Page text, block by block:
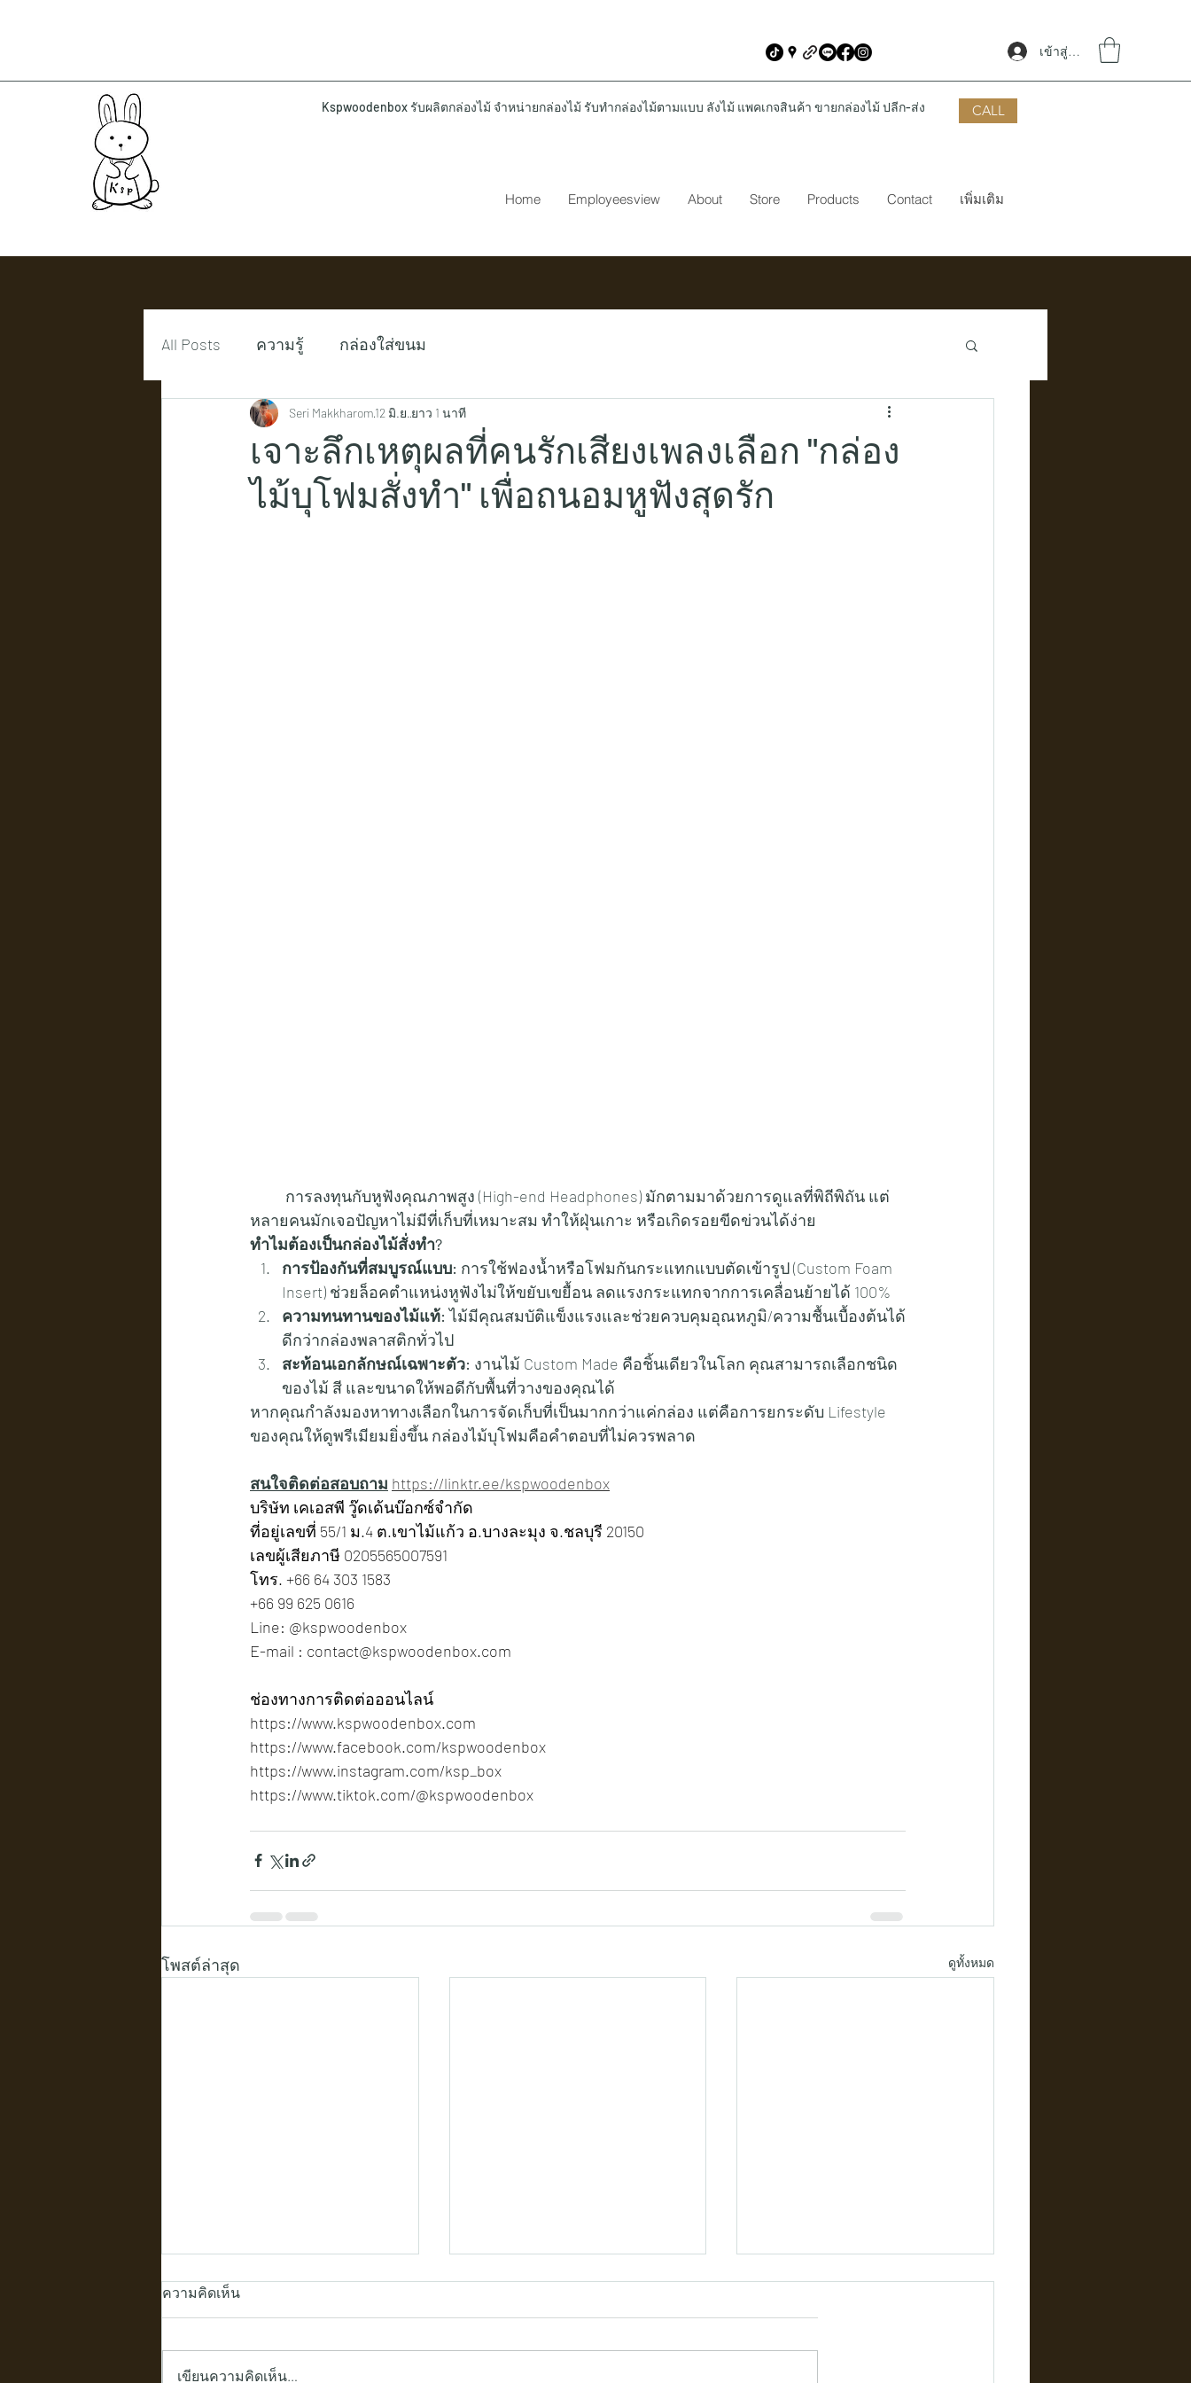
เข้าสู่ระบบ
Kspwoodenbox รับผลิตกล่องไม้ จำหน่ายกล่องไม้ รับทำกล่องไม้ตามแบบ ลังไม้ แพคเกจสินค้า ขายกล่องไม้ ปลีก-ส่ง CALL
Home Employeesview About Store Products Contact เพิ่มเติม
All Posts ความรู้ กล่องใส่ขนม
เจาะลึกเหตุผลที่คนรักเสียงเพลงเลือก "กล่อง
ไม้บุโฟมสั่งทำ" เพื่อถนอมหูฟังสุดรัก
Seri Makkharom12 มิ.ย. ยาว 1 นาที
หลายคนมักเจอปัญหาไม่มีที่เก็บที่เหมาะสม ทำให้ฝุ่นเกาะ หรือเกิดรอยขีดข่วนได้ง่าย
ทำไมต้องเป็นกล่องไม้สั่งทำ?
การป้องกันที่สมบูรณ์แบบ: การใช้ฟองน้ำหรือโฟมกันกระแทกแบบตัดเข้ารูป (Custom Foam
Insert) ช่วยล็อคตำแหน่งหูฟังไม่ให้ขยับเขยื้อน ลดแรงกระแทกจากการเคลื่อนย้ายได้ 100%
ความทนทานของไม้แท้: ไม้มีคุณสมบัติแข็งแรงและช่วยควบคุมอุณหภูมิ/ความชื้นเบื้องต้นได้
ดีกว่ากล่องพลาสติกทั่วไป
สะท้อนเอกลักษณ์เฉพาะตัว: งานไม้ Custom Made คือชิ้นเดียวในโลก คุณสามารถเลือกชนิด
ของไม้ สี และขนาดให้พอดีกับพื้นที่วางของคุณได้
หากคุณกำลังมองหาทางเลือกในการจัดเก็บที่เป็นมากกว่าแค่กล่อง แต่คือการยกระดับ Lifestyle
ของคุณให้ดูพรีเมียมยิ่งขึ้น กล่องไม้บุโฟมคือคำตอบที่ไม่ควรพลาด
สนใจติดต่อสอบถาม https://linktr.ee/kspwoodenbox
บริษัท เคเอสพี วู๊ดเด้นบ๊อกซ์จำกัด
ที่อยู่เลขที่ 55/1 ม.4 ต.เขาไม้แก้ว อ.บางละมุง จ.ชลบุรี 20150
เลขผู้เสียภาษี 0205565007591
โทร. +66 64 303 1583
+66 99 625 0616
Line: @kspwoodenbox
E-mail : contact@kspwoodenbox.com
ช่องทางการติดต่อออนไลน์
https://www.kspwoodenbox.com
https://www.facebook.com/kspwoodenbox
https://www.instagram.com/ksp_box
https://www.tiktok.com/@kspwoodenbox
โพสต์ล่าสุด ดูทั้งหมด
ความคิดเห็น
เขียนความคิดเห็น…